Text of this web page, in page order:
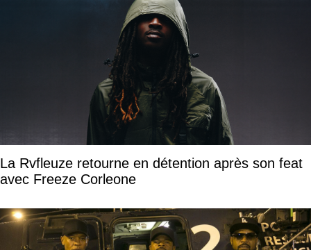
La Rvfleuze retourne en détention après son feat
avec Freeze Corleone